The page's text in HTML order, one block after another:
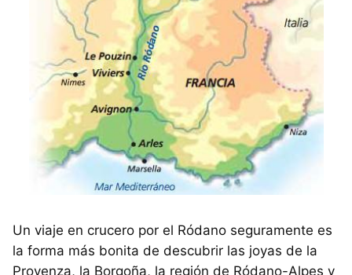
Un viaje en crucero por el Ródano seguramente es
la forma más bonita de descubrir las joyas de la
Provenza, la Borgoña, la región de Ródano-Alpes y